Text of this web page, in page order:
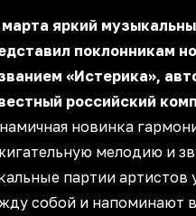
яркий
поклонникам
«Истерика»,
российский
новинка
мелодию и
партии артистов
собой и напоминают